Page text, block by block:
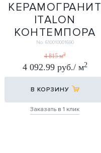
КЕРАМОГРАНИТ
ITALON
КОНТЕМПОРА
ПУР 80Х80
80Х80
No. 610010001690
4 815 м2
4 092.99 руб./ м2
В КОРЗИНУ
Заказать в 1 клик